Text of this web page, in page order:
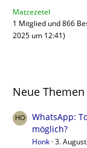
Matzezetel
1 Mitglied und 866
2025 um 12:41)
Neue Themen
WhatsApp:
möglich?
Honk 3.